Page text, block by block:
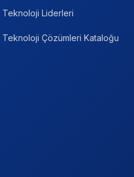
Teknoloji Liderleri
Teknoloji Çözümleri Kataloğu